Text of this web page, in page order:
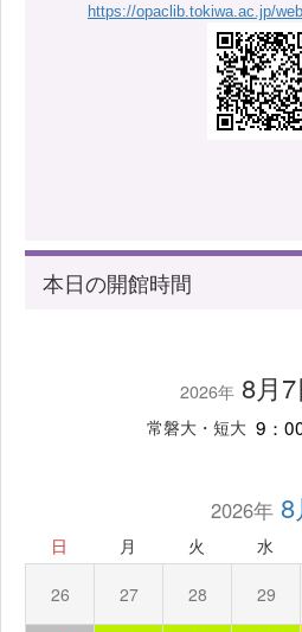
https://opaclib.tokiwa.ac.jp/
本日の開館時間
2026年 8月7
常磐大・短大 9：
2026年8
日 月 火 水
26 27 28 29